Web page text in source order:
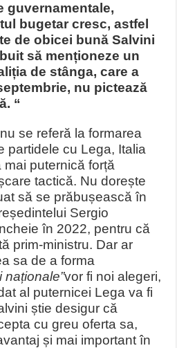
guvernamentale,
bugetar cresc, astfel
de obicei bună Salvini
să menționeze un
de stânga, care a
nu pictează
“
se referă la formarea
partidele cu Lega, Italia
puternică forță
tactică. Nu dorește
să se prăbușească în
Sergio
în 2022, pentru că
prim-ministru. Dar ar
sa de a forma
naționale”vor fi noi alegeri,
al puternicei Lega va fi
știe desigur că
cu greu oferta sa,
și mai important în